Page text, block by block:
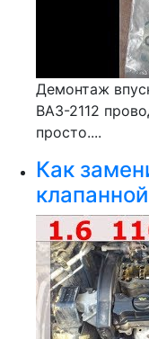
Демонтаж
ВАЗ-2112
просто....
Как